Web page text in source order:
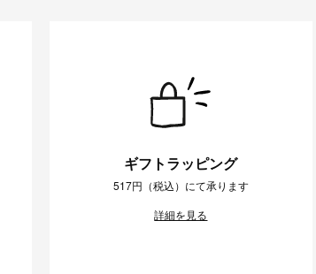
ギフトラッピング
517円（税込）にて承ります
詳細を見る